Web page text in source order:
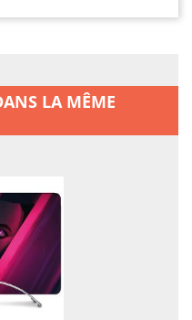
LA MÊME